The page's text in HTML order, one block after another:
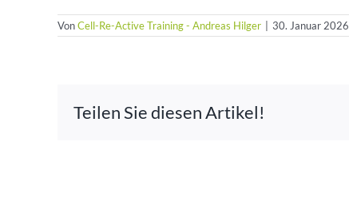
VonCell-Re-Active Training - Andreas Hilger 30. Januar 2026
Teilen Sie diesen Artikel!